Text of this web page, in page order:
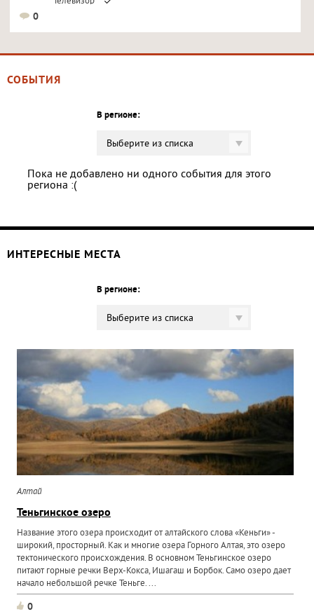
0
СОБЫТИЯ
В регионе:
Выберите из списка
Пока не добавлено ни одного события для этого
региона :(
ИНТЕРЕСНЫЕ МЕСТА
В регионе:
Выберите из списка
Алтай
Теньгинское озеро
Название этого озера происходит от алтайского слова «Кеньги» -
широкий, просторный. Как и многие озера Горного Алтая, это озеро
тектонического происхождения. В основном Теньгинское озеро
питают горные речки Верх-Кокса, Ишагаш и Борбок. Само озеро дает
начало небольшой речке Теньге. ...
0